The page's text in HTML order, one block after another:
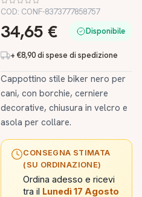
COD: CONF-8373777858757
34,65 € Disponibile
+ €8,90 di spese di spedizione
Cappottino stile biker nero per
cani, con borchie, cerniere
decorative, chiusura in velcro e
asola per collare.
CONSEGNA STIMATA
(SU ORDINAZIONE)
Ordina adesso e ricevi
tra il Lunedì 17 Agosto